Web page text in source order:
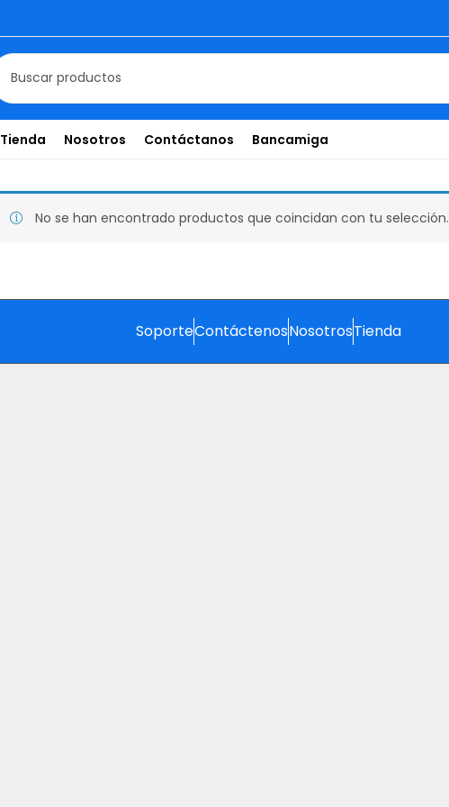
Tienda Nosotros Contáctanos Bancamiga
No se han encontrado productos que coincidan con tu selección.
SoporteContáctenosNosotrosTienda